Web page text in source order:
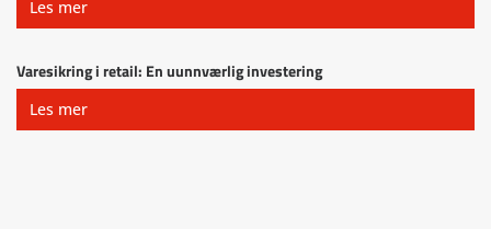
Les mer
Varesikring i retail: En uunnværlig investering
Les mer